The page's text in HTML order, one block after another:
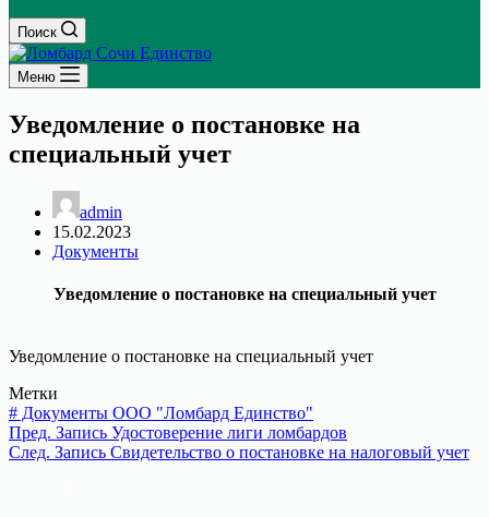
Поиск
Меню
Уведомление о постановке на
специальный учет
admin
15.02.2023
Документы
Уведомление о постановке на специальный учет
Уведомление о постановке на специальный учет
Метки
# Документы ООО "Ломбард Единство"
Пред. Запись Удостоверение лиги ломбардов
След. Запись Свидетельство о постановке на налоговый учет